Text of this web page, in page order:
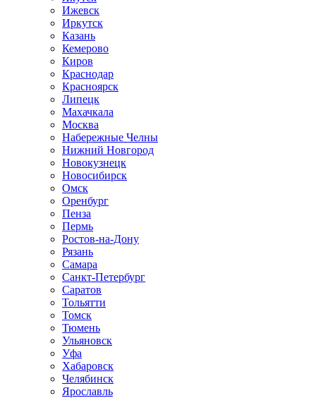
Ижевск
Иркутск
Казань
Кемерово
Киров
Краснодар
Красноярск
Липецк
Махачкала
Москва
Набережные Челны
Нижний Новгород
Новокузнецк
Новосибирск
Омск
Оренбург
Пенза
Пермь
Ростов-на-Дону
Рязань
Самара
Санкт-Петербург
Саратов
Тольятти
Томск
Тюмень
Ульяновск
Уфа
Хабаровск
Челябинск
Ярославль